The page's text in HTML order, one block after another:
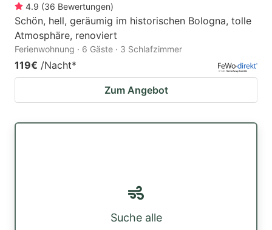
4.9 (36 Bewertungen)
Schön, hell, geräumig im historischen Bologna, tolle
Atmosphäre, renoviert
Ferienwohnung · 6 Gäste · 3 Schlafzimmer
119€ /Nacht*
Zum Angebot
Suche alle